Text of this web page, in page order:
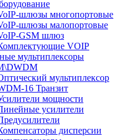
шлюзы многопортовые
шлюзы малопортовые
GSM шлюз
VOIP
мультиплексоры
мультиплексор
16 Транзит
мощности
усилители
дисперсии